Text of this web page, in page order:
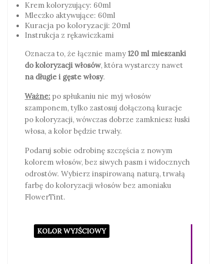
Krem koloryzujący: 60ml
Mleczko aktywujące: 60ml
Kuracja po koloryzacji: 20ml
Instrukcja z rękawiczkami
Oznacza to, że łącznie mamy 120 ml mieszanki
do koloryzacji włosów, która wystarczy nawet
na długie i gęste włosy.
Ważne: po spłukaniu nie myj włosów
szamponem, tylko zastosuj dołączoną kuracje
po koloryzacji, wówczas dobrze zamkniesz łuski
włosa, a kolor będzie trwały.
Podaruj sobie odrobinę szczęścia z nowym
kolorem włosów, bez siwych pasm i widocznych
odrostów. Wybierz inspirowaną naturą, trwałą
farbę do koloryzacji włosów bez amoniaku
FlowerTint.
KOLOR WYJŚCIOWY